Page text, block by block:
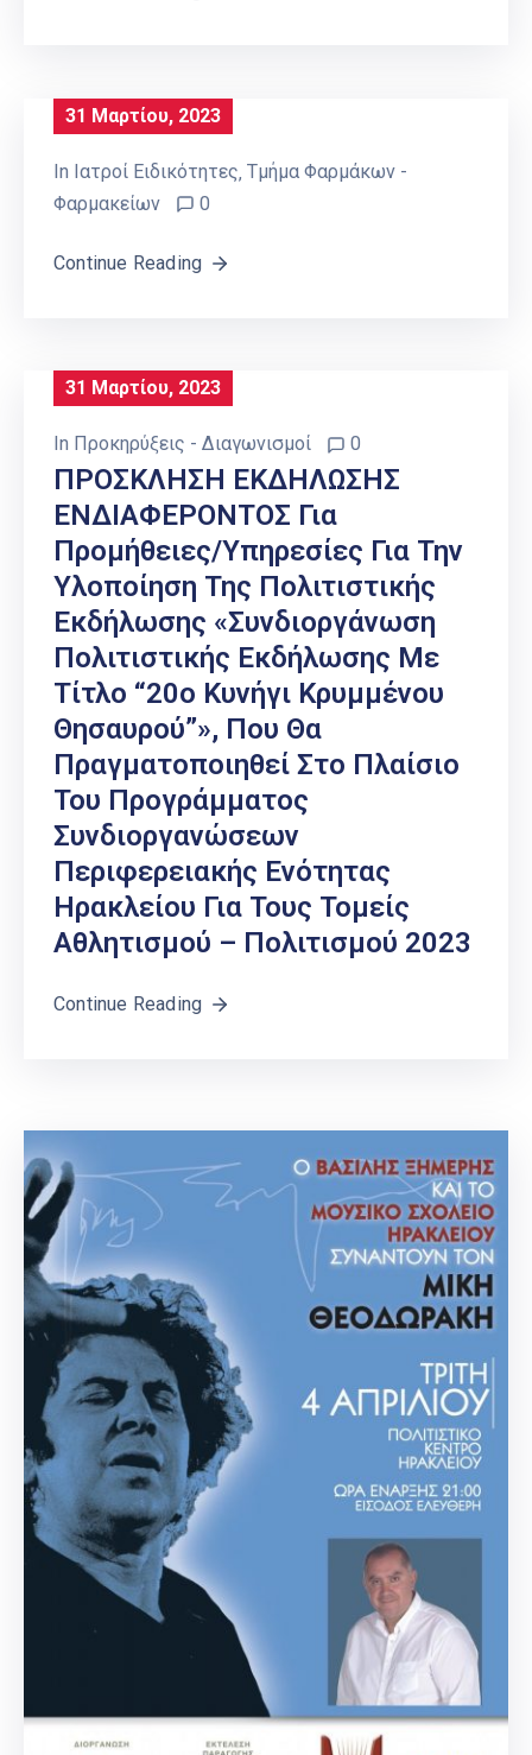
31 Μαρτίου, 2023
In Ιατροί Ειδικότητες Τμήμα Φαρμάκων -
Φαρμακείων
0
Continue Reading
31 Μαρτίου, 2023
In Προκηρύξεις - Διαγωνισμοί 0
ΠΡΟΣΚΛΗΣΗ ΕΚΔΗΛΩΣΗΣ
ΕΝΔΙΑΦΕΡΟΝΤΟΣ Για
Προμήθειες/υπηρεσίες Για Την
Υλοποίηση Της Πολιτιστικής
Εκδήλωσης «Συνδιοργάνωση
Πολιτιστικής Εκδήλωσης Με
Τίτλο “20ο Κυνήγι Κρυμμένου
Θησαυρού”», Που Θα
Πραγματοποιηθεί Στο Πλαίσιο
Του Προγράμματος
Συνδιοργανώσεων
Περιφερειακής Ενότητας
Ηρακλείου Για Τους Τομείς
Αθλητισμού – Πολιτισμού 2023
Continue Reading